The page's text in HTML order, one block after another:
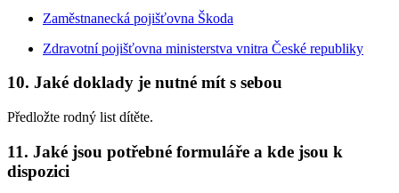
Zaměstnanecká pojišťovna Škoda
Zdravotní pojišťovna ministerstva vnitra České republiky
10. Jaké doklady je nutné mít s sebou
Předložte rodný list dítěte.
11. Jaké jsou potřebné formuláře a kde jsou k
dispozici